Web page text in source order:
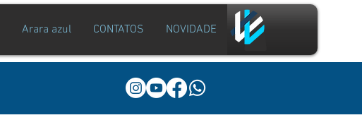
Arara azul CONTATOS NOVIDADE